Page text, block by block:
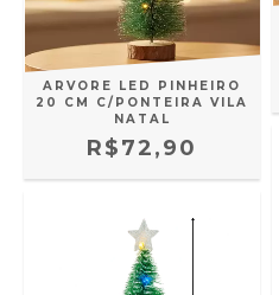
ARVORE LED PINHEIRO
20 CM C/PONTEIRA VILA
NATAL
R$72,90